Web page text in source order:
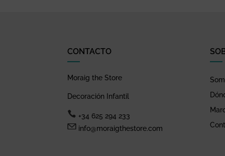
CONTACTO
Moraig the Store
Decoración Infantil
+34 625 294 233
info@moraigthestore.com